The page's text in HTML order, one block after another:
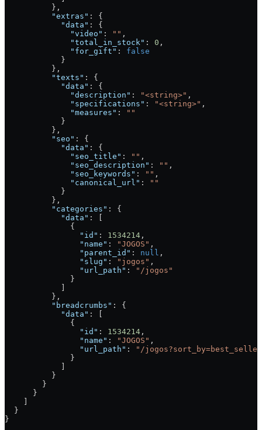
          },
          "extras"
: {
            "data"
: {
              "video"
: "" ,
              "total_in_stock"
: 0 ,
              "for_gift"
: false
            }
          },
          "texts"
: {
            "data"
: {
              "description"
: "<string>" ,
              "specifications"
: "<string>" ,
              "measures"
:
""
            }
          },
          "seo"
: {
            "data"
: {
              "seo_title"
: "" ,
              "seo_description"
: "" ,
              "seo_keywords"
: "" ,
              "canonical_url"
:
""
            }
          },
          "categories"
: {
            "data"
: [
              {
                "id"
: 1534214 ,
                "name"
: "JOGOS" ,
                "parent_id"
: null ,
                "slug"
: "jogos" ,
                "url_path"
:
"/jogos"
              }
          },
          "breadcrumbs"
: {
            "data"
: [
              {
                "id"
: 1534214 ,
                "name"
: "JOGOS" ,
                "url_path"
:
"/
              }
          }
        }
      }
  }
}